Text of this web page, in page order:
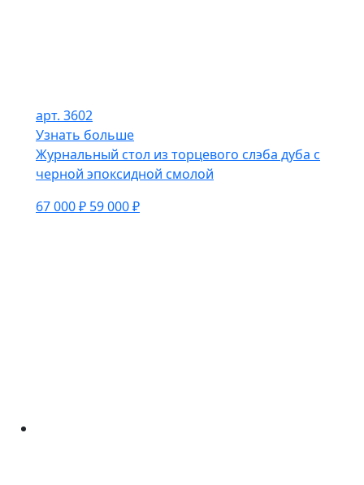
арт. 3602
Узнать больше
Журнальный стол из торцевого слэба дуба с
черной эпоксидной смолой
67 000 ₽ 59 000 ₽